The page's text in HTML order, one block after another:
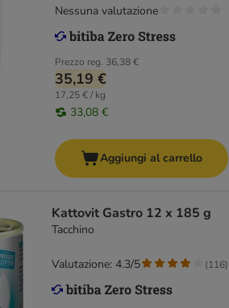
Prezzo reg. 36,38 €
35,19 €
17,25 € / kg
33,08 €
Nessuna valutazione
Aggiungi al carrello
Kattovit Gastro 12 x 185 g
Tacchino
Valutazione: 4.3/5 (116)